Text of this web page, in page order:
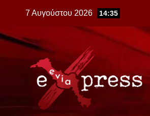
content
7 Αυγούστου 2026 14:35